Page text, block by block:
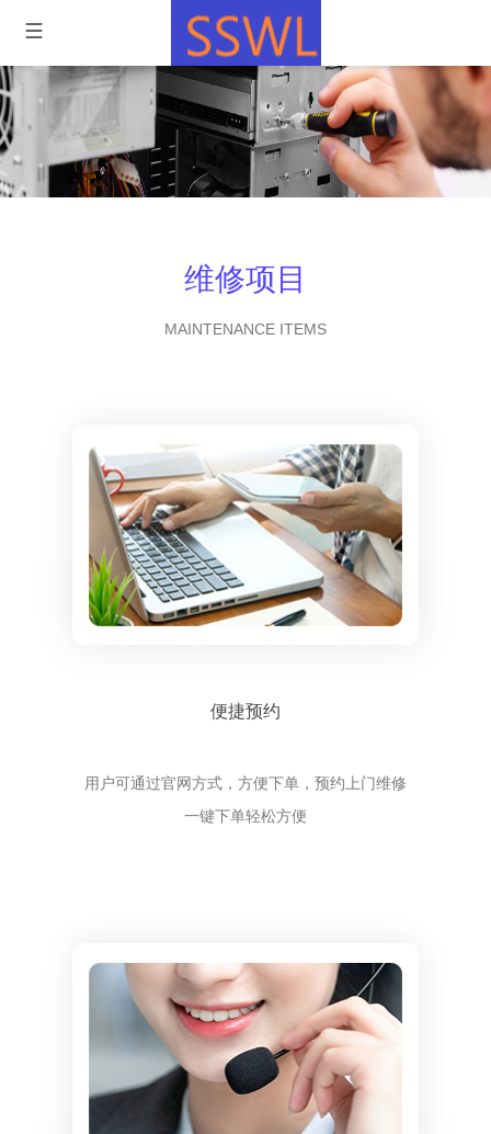
维修项目
MAINTENANCE ITEMS
便捷预约
用户可通过官网方式，方便下单，预约上门维修
一键下单轻松方便